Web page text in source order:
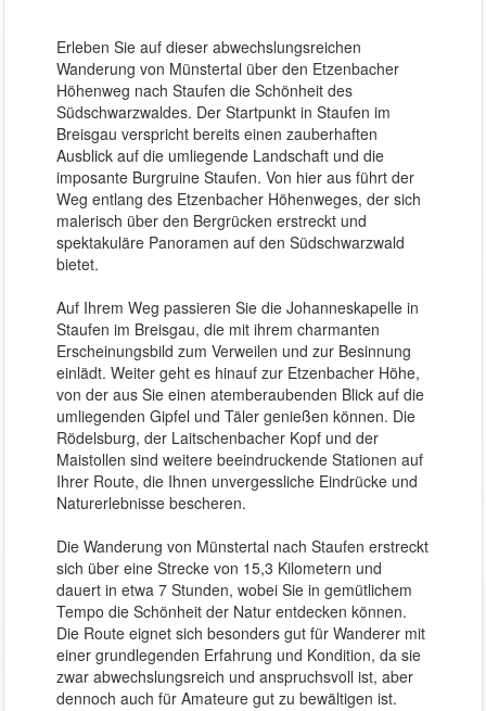
Erleben Sie auf dieser abwechslungsreichen
Wanderung von Münstertal über den Etzenbacher
Höhenweg nach Staufen die Schönheit des
Südschwarzwaldes. Der Startpunkt in Staufen im
Breisgau verspricht bereits einen zauberhaften
Ausblick auf die umliegende Landschaft und die
imposante Burgruine Staufen. Von hier aus führt der
Weg entlang des Etzenbacher Höhenweges, der sich
malerisch über den Bergrücken erstreckt und
spektakuläre Panoramen auf den Südschwarzwald
bietet.
Auf Ihrem Weg passieren Sie die Johanneskapelle in
Staufen im Breisgau, die mit ihrem charmanten
Erscheinungsbild zum Verweilen und zur Besinnung
einlädt. Weiter geht es hinauf zur Etzenbacher Höhe,
von der aus Sie einen atemberaubenden Blick auf die
umliegenden Gipfel und Täler genießen können. Die
Rödelsburg, der Laitschenbacher Kopf und der
Maistollen sind weitere beeindruckende Stationen auf
Ihrer Route, die Ihnen unvergessliche Eindrücke und
Naturerlebnisse bescheren.
Die Wanderung von Münstertal nach Staufen erstreckt
sich über eine Strecke von 15,3 Kilometern und
dauert in etwa 7 Stunden, wobei Sie in gemütlichem
Tempo die Schönheit der Natur entdecken können.
Die Route eignet sich besonders gut für Wanderer mit
einer grundlegenden Erfahrung und Kondition, da sie
zwar abwechslungsreich und anspruchsvoll ist, aber
dennoch auch für Amateure gut zu bewältigen ist.